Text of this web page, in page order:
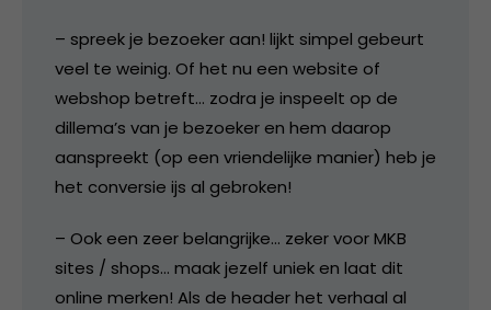
– spreek je bezoeker aan! lijkt simpel gebeurt
veel te weinig. Of het nu een website of
webshop betreft… zodra je inspeelt op de
dillema’s van je bezoeker en hem daarop
aanspreekt (op een vriendelijke manier) heb je
het conversie ijs al gebroken!
– Ook een zeer belangrijke… zeker voor MKB
sites / shops… maak jezelf uniek en laat dit
online merken! Als de header het verhaal al